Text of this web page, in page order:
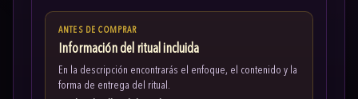
ANTES DE COMPRAR
Información del ritual incluida
En la descripción encontrarás el enfoque, el contenido y la
forma de entrega del ritual.